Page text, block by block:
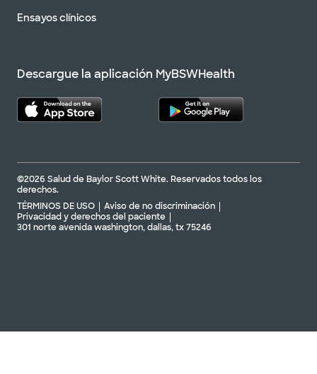
Ensayos clínicos
Descargue la aplicación MyBSWHealth
©2026 Salud de Baylor Scott White. Reservados todos los
derechos.
TÉRMINOS DE USO
Aviso de no discriminación
Privacidad y derechos del paciente
301 norte avenida washington, dallas, tx 75246